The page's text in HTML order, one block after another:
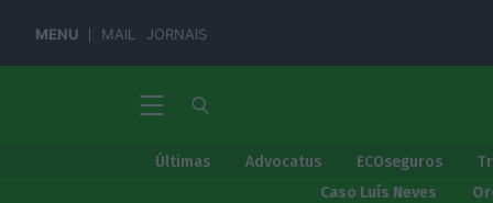
MENU MAIL JORNAIS
Últimas Advocatus ECOseguros
Caso Luís Neves